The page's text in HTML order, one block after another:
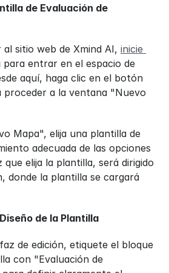
de Evaluación de
al sitio web de Xmind AI, inicie
entrar en el espacio de
aquí, haga clic en el botón
a la ventana "Nuevo
Mapa", elija una plantilla de
adecuada de las opciones
que elija la plantilla, será dirigido
donde la plantilla se cargará
de la Plantilla
de edición, etiquete el bloque
con "Evaluación de